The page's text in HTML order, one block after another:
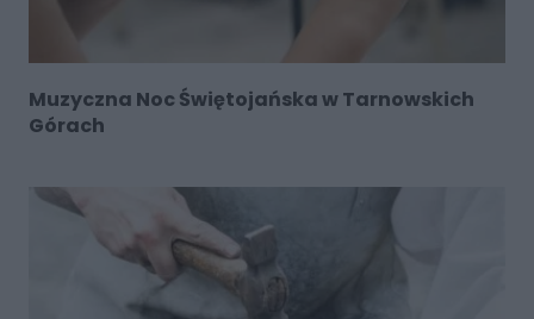
Muzyczna Noc Świętojańska w Tarnowskich
Górach